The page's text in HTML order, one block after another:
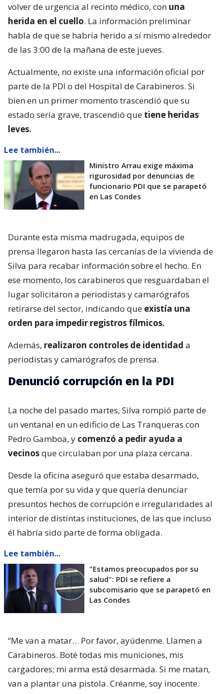
volver de urgencia al recinto médico, con una
herida en el cuello. La información preliminar
habla de que se habría herido a sí mismo alrededor
de las 3:00 de la mañana de este jueves.
Actualmente, no existe una información oficial por
parte de la PDI o del Hospital de Carabineros. Si
bien en un primer momento trascendió que su
estado sería grave, trascendió que tiene heridas
leves.
Lee también...
Ministro Arrau exige máxima
rigurosidad por denuncias de
funcionario PDI que se parapetó
en Las Condes
Durante esta misma madrugada, equipos de
prensa llegaron hasta las cercanías de la vivienda de
Silva para recabar información sobre el hecho. En
ese momento, los carabineros que resguardaban el
lugar solicitaron a periodistas y camarógrafos
retirarse del sector, indicando que existía una
orden para impedir registros fílmicos.
Además, realizaron controles de identidad a
periodistas y camarógrafos de prensa.
Denunció corrupción en la PDI
La noche del pasado martes, Silva rompió parte de
un ventanal en un edificio de Las Tranqueras con
Pedro Gamboa, y comenzó a pedir ayuda a
vecinosque circulaban por una plaza cercana.
Desde la oficina aseguró que estaba desarmado,
que temía por su vida y que quería denunciar
presuntos hechos de corrupción e irregularidades al
interior de distintas instituciones, de las que incluso
él habría sido parte de forma obligada.
Lee también...
"Estamos preocupados por su
salud": PDI se refiere a
subcomisario que se parapetó en
Las Condes
“Me van a matar… Por favor, ayúdenme. Llamen a
Carabineros. Boté todas mis municiones, mis
cargadores; mi arma está desarmada. Si me matan,
van a plantar una pistola. Créanme, soy inocente.